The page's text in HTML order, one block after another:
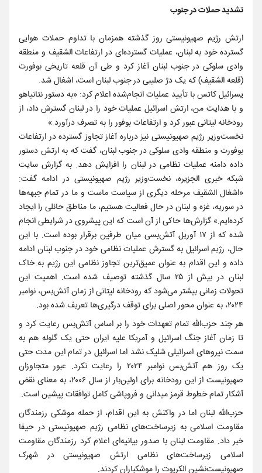
تشدید حملات در جنوب
ارتش رژیم صهیونیستی روز گذشته همزمان با تداوم حملات هوایی
گسترده خود به لبنان، عملیات گسترده‌ای در ارتفاعات الشقیف و منطقه
وادی سلوکی در جنوب لبنان آغاز کرد و طی آن قلعه تاریخی بوفورت
(قلعه الشقیف) که یک دژ صلیبی در جنوب لبنان است، اشغال شد.
یسرائیل کاتس با تأیید عملیات انجام‌شده اعلام کرد: «به دستور نتانیاهو
و با هدایت من، ارتش اسرائیل عملیات خود را در لبنان گسترش داد، از
رودخانه لیتانی عبور کرد و ارتفاعات بوفور را به تصرف درآورد.»
نخست‌وزیر رژیم صهیونیستی نیز درباره آغاز تجاوز گسترده در ارتفاعات
بوفورت و منطقه وادی سلوکی در جنوب لبنان، گفت که به ارتش دستور
داده دامنه عملیات نظامی در لبنان را افزایش دهد. به گزارش سایت
شبکه خبری الجزیره، نخست‌وزیر رژیم صهیونیستی در ادامه گفت:
«اشغال الشقیف مرحله‌ دیگری از سیاست ماست و ما در تمام جبهه‌ها
در سوریه، غزه و لبنان در حال فعالیت هستیم، ما مناطق حائلی را ایجاد
کرده‌ایم.» گزارش‌ها حاکی از آن است که این پیشروی در شرایطی انجام
شده که از ۱۷ آوریل آتش‌بسی میان طرفین برقرار بوده است. با این
حال، رژیم اسرائیل به گسترش عملیات نظامی خود در جنوب لبنان ادامه
داده و این اقدام به عنوان عمیق‌ترین تجاوز نظامی این رژیم به خاک
لبنان در بیش از ۲۵ سال گذشته توصیف شده است. اهمیت این
تحولات زمانی بیشتر می‌شود که رودخانه لیتانی از زمان آتش‌بس، نوامبر
۲۰۲۴، به عنوان محور اصلی برای توقف درگیری‌ها تعریف شده بود.
هر چند حزب‌الله تمام تعهدات خود را بر اساس آتش‌بس رعایت کرد و
تا زمان آغاز جنگ اسرائیل و آمریکا علیه ایران حتی یک گلوله هم به
سمت نیروهای اسرائیلی شلیک نشد اما اسرائیل در تمام این مدت حتی
یک روز هم آتش‌بس نوامبر ۲۰۲۴ را رعایت نکرد. عبور متجاوزان
صهیونیست از این رودخانه برای اولین‌بار از سال ۲۰۰۶، به معنای نقض
آشکار تمام خطوط قرمز میدانی و فروپاشی کامل توافقات پیشین است.
حزب‌الله لبنان اما در واکنش به این اقدام، از حمله موشکی رزمندگان
مقاومت اسلامی به زیرساخت‌های نظامی رژیم صهیونیستی در حیفا
خبر داد. مقاومت لبنان با صدور بیانیه‌ای اعلام کرد رزمندگان مقاومت
اسلامی زیرساخت‌های نظامی ارتش صهیونیستی در شهرک
صهیونیست‌نشین الکریوت را موشکباران کردند.